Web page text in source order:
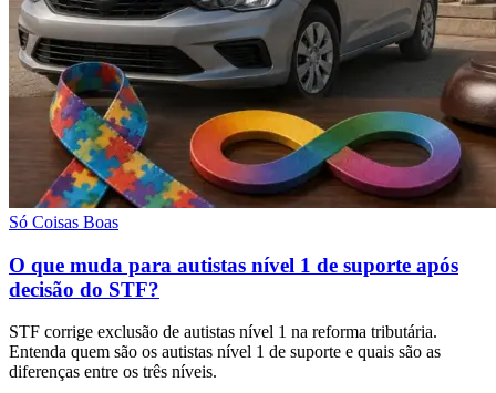
Só Coisas Boas
O que muda para autistas nível 1 de suporte após
decisão do STF?
STF corrige exclusão de autistas nível 1 na reforma tributária.
Entenda quem são os autistas nível 1 de suporte e quais são as
diferenças entre os três níveis.